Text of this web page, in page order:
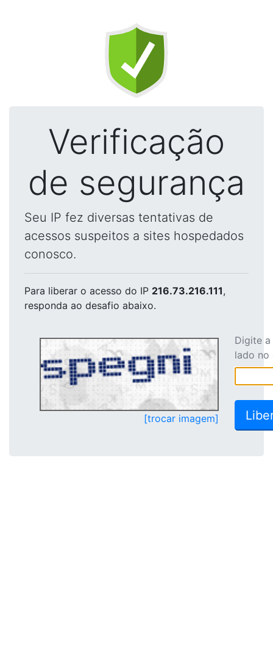
Verificação
de segurança
Seu IP fez diversas tentativas de
acessos suspeitos a sites hospedados
conosco.
Para liberar o acesso do IP 216.73.216.111,
responda ao desafio abaixo.
[trocar imagem]
Digite
lado no